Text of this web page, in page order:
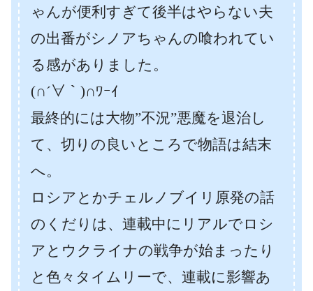
ゃんが便利すぎて後半はやらない夫
の出番がシノアちゃんの喰われてい
る感がありました。
(∩´∀｀)∩ﾜｰｲ
最終的には大物”不況”悪魔を退治し
て、切りの良いところで物語は結末
へ。
ロシアとかチェルノブイリ原発の話
のくだりは、連載中にリアルでロシ
アとウクライナの戦争が始まったり
と色々タイムリーで、連載に影響あ